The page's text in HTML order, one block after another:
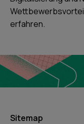
erfahren.
Sitemap